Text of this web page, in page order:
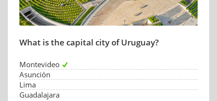
What is the capital city of Uruguay?
Montevideo
Asunción
Lima
Guadalajara